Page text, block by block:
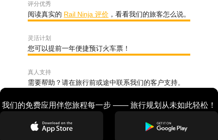
评分优秀
阅读真实的 Rail Ninja 评价 ，看看我们的旅客怎么说。
灵活计划
您可以提前一年便捷预订火车票！
真人支持
需要帮助？请在旅行前或途中联系我们的客户支持。
我们的免费应用伴您旅程每一步 —— 旅行规划从未如此轻松！